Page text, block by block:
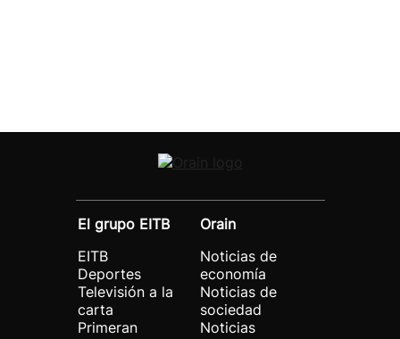
El grupo EITB
EITB
Deportes
Televisión a la
carta
Primeran
Orain
Noticias de
economía
Noticias de
sociedad
Noticias